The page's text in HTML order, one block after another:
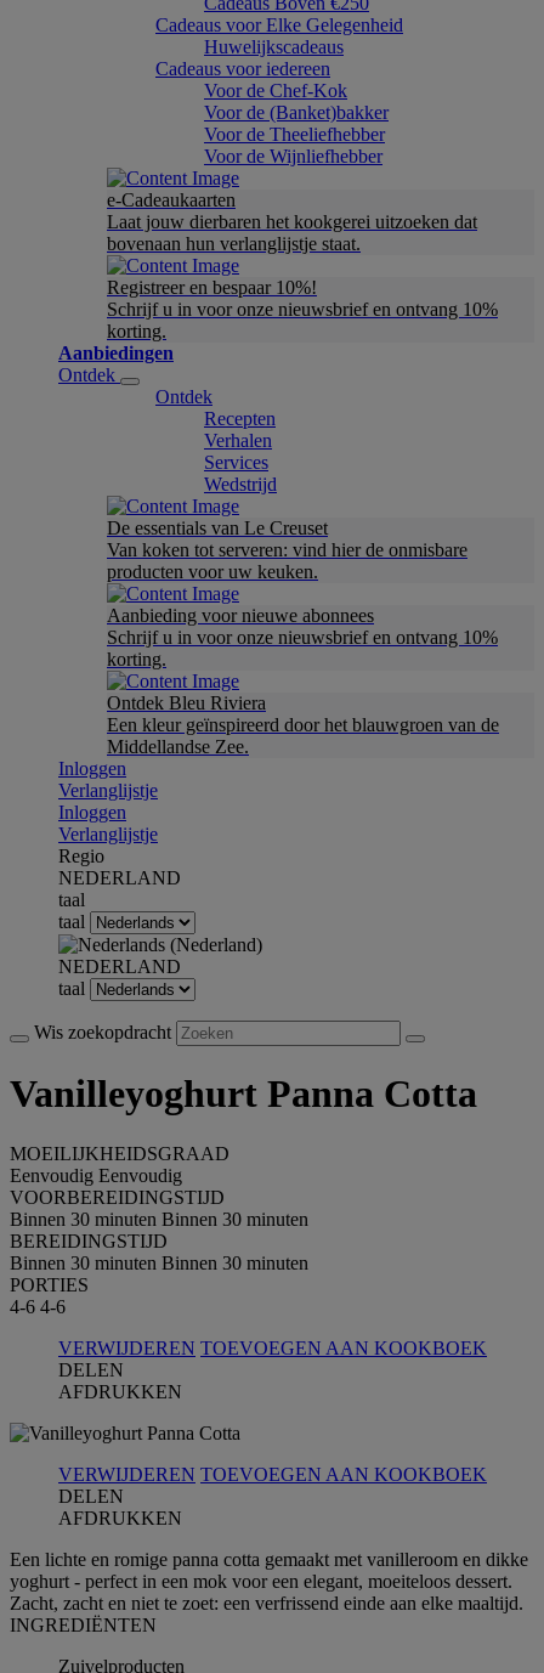
Cadeaus voor Elke Gelegenheid
Huwelijkscadeaus
Cadeaus voor iedereen
Voor de Chef-Kok
Voor de (Banket)bakker
Voor de Theeliefhebber
Voor de Wijnliefhebber
e-Cadeaukaarten
Laat jouw dierbaren het kookgerei uitzoeken dat
bovenaan hun verlanglijstje staat.
Registreer en bespaar 10%!
Schrijf u in voor onze nieuwsbrief en ontvang 10%
korting.
Aanbiedingen
Ontdek
Ontdek
Recepten
Verhalen
Services
Wedstrijd
De essentials van Le Creuset
Van koken tot serveren: vind hier de onmisbare
producten voor uw keuken.
Aanbieding voor nieuwe abonnees
Schrijf u in voor onze nieuwsbrief en ontvang 10%
korting.
Ontdek Bleu Riviera
Een kleur geïnspireerd door het blauwgroen van de
Middellandse Zee.
Inloggen
Verlanglijstje
Inloggen
Verlanglijstje
Regio
NEDERLAND
taal
taal
NEDERLAND
taal
Wis zoekopdracht
Vanilleyoghurt Panna Cotta
MOEILIJKHEIDSGRAAD
Eenvoudig Eenvoudig
VOORBEREIDINGSTIJD
Binnen 30 minuten Binnen 30 minuten
BEREIDINGSTIJD
Binnen 30 minuten Binnen 30 minuten
PORTIES
4-6 4-6
VERWIJDEREN TOEVOEGEN AAN KOOKBOEK
DELEN
AFDRUKKEN
VERWIJDEREN TOEVOEGEN AAN KOOKBOEK
DELEN
AFDRUKKEN
Een lichte en romige panna cotta gemaakt met vanilleroom en dikke
yoghurt - perfect in een mok voor een elegant, moeiteloos dessert.
Zacht, zacht en niet te zoet: een verfrissend einde aan elke maaltijd.
INGREDIЁNTEN
Zuivelproducten